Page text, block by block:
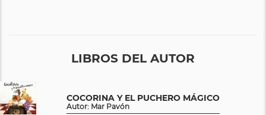
LIBROS DEL AUTOR
COCORINA Y EL PUCHERO MÁGICO
Autor: Mar Pavón